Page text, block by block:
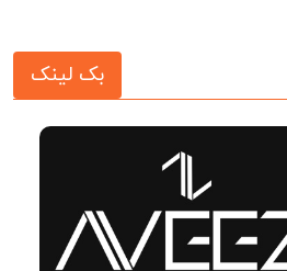
بک لینک